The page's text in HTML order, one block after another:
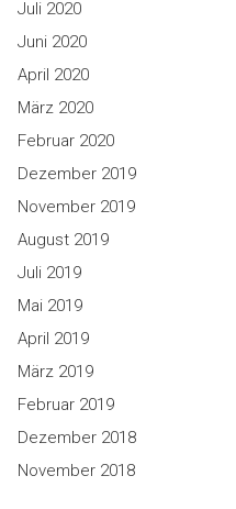
Juli 2020
Juni 2020
April 2020
März 2020
Februar 2020
Dezember 2019
November 2019
August 2019
Juli 2019
Mai 2019
April 2019
März 2019
Februar 2019
Dezember 2018
November 2018